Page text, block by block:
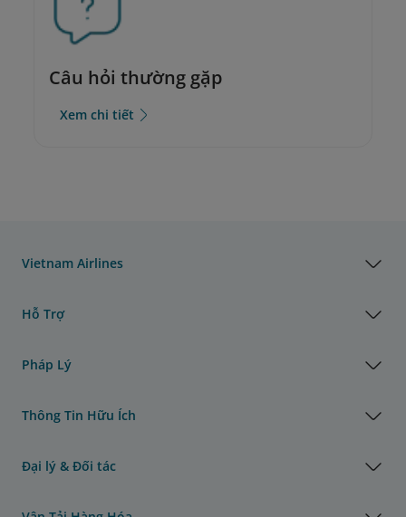
Câu hỏi thường gặp
Xem chi tiết
Vietnam Airlines
Hỗ Trợ
Pháp Lý
Thông Tin Hữu Ích
Đại lý & Đối tác